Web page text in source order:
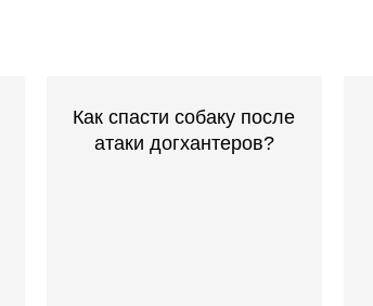
Как спасти собаку после
атаки догхантеров?